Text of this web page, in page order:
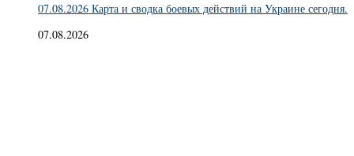
07.08.2026 Карта и сводка боевых действий на Украине сегодня.
07.08.2026